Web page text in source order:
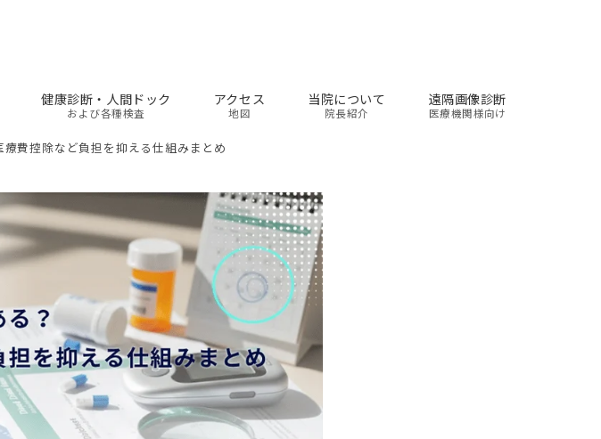
健康診断・人間ドック
および各種検査
アクセス
地図
当院について
院長紹介
遠隔画像診断
医療機関様向け
費控除など負担を抑える仕組みまとめ